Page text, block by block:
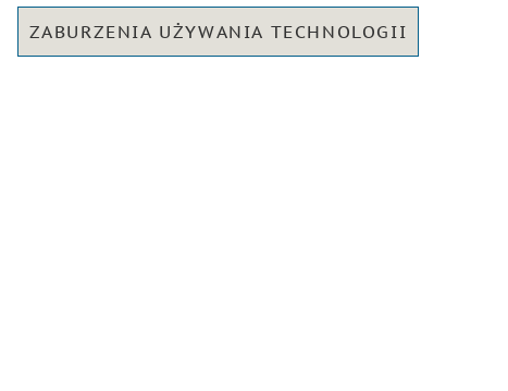
ZABURZENIA UŻYWANIA TECHNOLOGII